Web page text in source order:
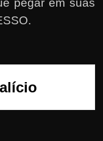
pegar em suas